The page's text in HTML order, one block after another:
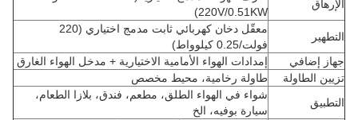
الإرهاق
220V/0.51KW)
التطهير
معقّل دخان كهربائي ثابت مدمج اختياري (220
فولت/0.25 كيلوواط)
جهاز إضافي
إمدادات الهواء الأمامية الاختيارية + مدخل الهواء الغارق
تزيين الطاولة
طاولة رخامية، محيط مخصص
التطبيق
شواء في الهواء الطلق، مطعم، فندق، بلازا الطعام،
سيارة بوفيه، الخ